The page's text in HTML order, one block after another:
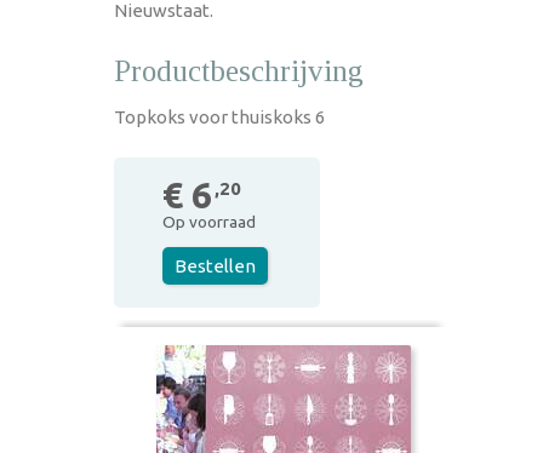
Nieuwstaat.
Productbeschrijving
Topkoks voor thuiskoks 6
€ 6 ,20
Op voorraad
Bestellen